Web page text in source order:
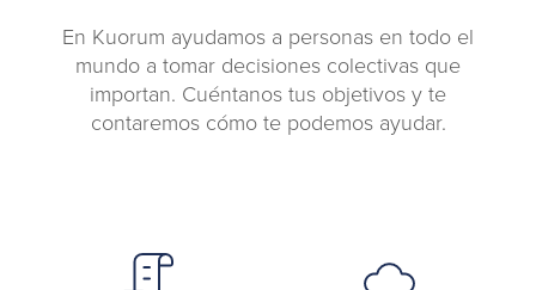
En Kuorum ayudamos a personas en todo el
mundo a tomar decisiones colectivas que
importan. Cuéntanos tus objetivos y te
contaremos cómo te podemos ayudar.